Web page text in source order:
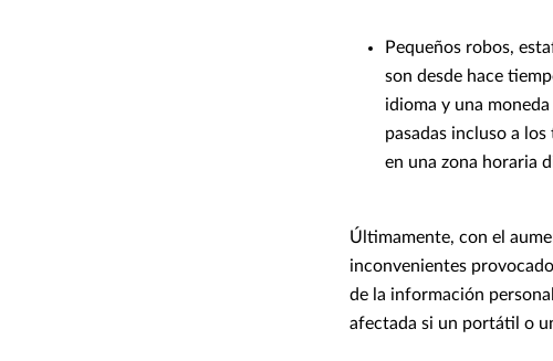
Pequeños robos,
son desde hace
idioma y una
pasadas incluso a
en una zona horaria
Últimamente, con el
inconvenientes
de la información
afectada si un portátil o